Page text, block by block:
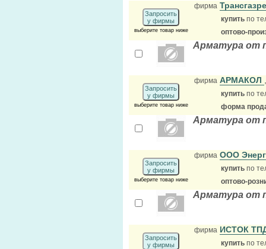
Запросить
у фирмы
выберите товар ниже
фирма
купить по
оптово-
Арматура от
Запросить
у фирмы
выберите товар ниже
фирма АРМАКОЛ
купить по
форма
Арматура от
Запросить
у фирмы
выберите товар ниже
фирма ООО
купить по
оптово-
Арматура от
Запросить
у фирмы
фирма ИСТОК
купить по